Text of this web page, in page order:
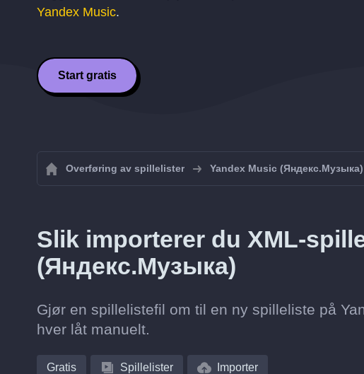
Yandex Music.
Start gratis
Overføring av spillelister Yandex Music (Яндекс.Музыка)
Slik importerer du XML-
(Яндекс.Музыка)
Gjør en spillelistefil om til en ny spilleliste på
hver låt manuelt.
Gratis Spillelister Importer